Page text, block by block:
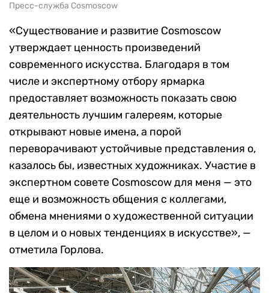
Пресс-служба Cosmoscow
«Существование и развитие Cosmoscow
утверждает ценность произведений
современного искусства. Благодаря в том
числе и экспертному отбору ярмарка
предоставляет возможность показать свою
деятельность лучшим галереям, которые
открывают новые имена, а порой
переворачивают устойчивые представления о,
казалось бы, известных художниках. Участие в
экспертном совете Cosmoscow для меня — это
еще и возможность общения с коллегами,
обмена мнениями о художественной ситуации
в целом и о новых тенденциях в искусстве», —
отметила Горлова.